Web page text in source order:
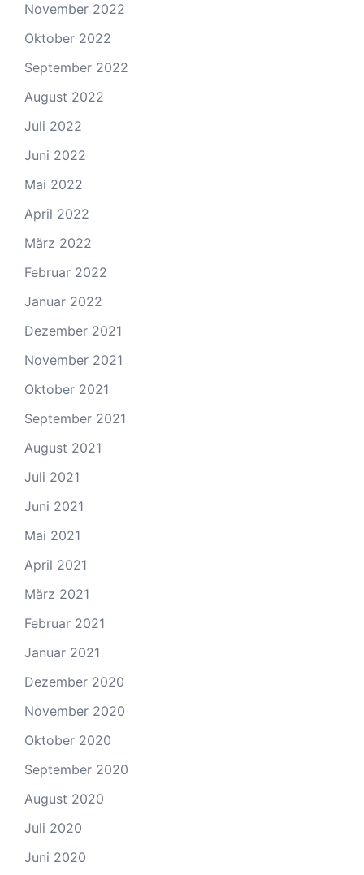
November 2022
Oktober 2022
September 2022
August 2022
Juli 2022
Juni 2022
Mai 2022
April 2022
März 2022
Februar 2022
Januar 2022
Dezember 2021
November 2021
Oktober 2021
September 2021
August 2021
Juli 2021
Juni 2021
Mai 2021
April 2021
März 2021
Februar 2021
Januar 2021
Dezember 2020
November 2020
Oktober 2020
September 2020
August 2020
Juli 2020
Juni 2020